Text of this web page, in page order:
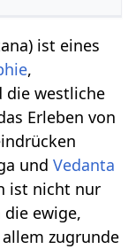
ist eines
,
die westliche
Erleben von
undVedanta
ist nicht nur
ewige,
zugrunde